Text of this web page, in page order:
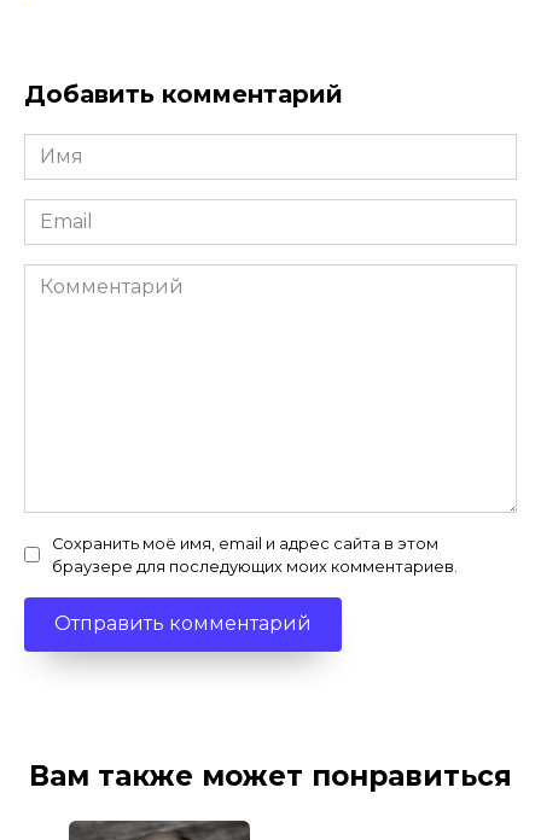
Добавить комментарий
Имя
*
Email
*
Комментарий
Сохранить моё имя, email и адрес сайта в этом
браузере для последующих моих комментариев.
Вам также может понравиться